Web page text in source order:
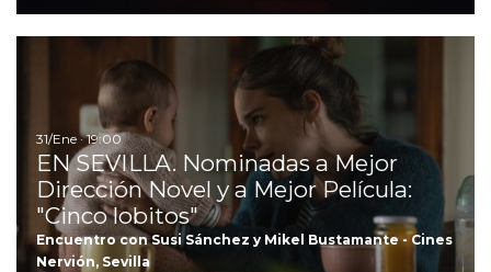
31/Ene · 19:00
EN SEVILLA. Nominadas a Mejor
Dirección Novel y a Mejor Película:
"Cinco lobitos"
Encuentro con Susi Sánchez y Mikel Bustamante - Cines
Nervión, Sevilla